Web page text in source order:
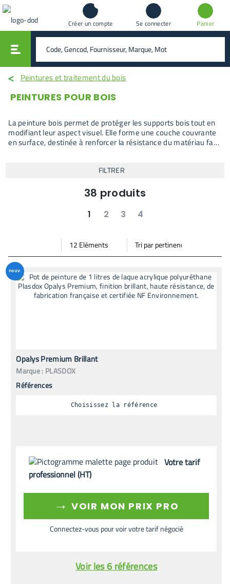
Créer un compte Se connecter Panier
rechercher
Peintures et traitement du bois
PEINTURES POUR BOIS
La peinture bois permet de protéger les supports bois tout en
modifiant leur aspect visuel. Elle forme une couche couvrante
en surface, destinée à renforcer la résistance du matériau face
transformation esthétique du bois.
FILTRER
38 produits
1 2 3 4
Mode vignette
Mode bande
Par
page
Trier
par
nouv.
Opalys Premium Brillant
Marque : PLASDOX
Références
Choisissez la référence
Votre tarif
professionnel (HT)
→ VOIR MON PRIX PRO
Connectez-vous pour voir votre tarif négocié
Voir les 6 références